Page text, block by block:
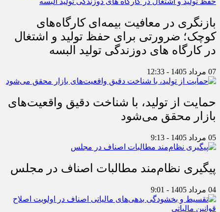
بازنگری در معافیت بیمه‌ای کارگاه‌های
کوچک؛ ضرورتی برای حفظ تولید و اشتغال
در کارگاه های دوزندگی تولید البسه
07 مرداد 1405 - 12:33
حمایت از تولید، با شناخت دقیق واقعیت‌های
بازار محقق می‌شود
05 مرداد 1405 - 9:13
پیگیری نظام‌مند مطالبات اصناف در مجلس
04 مرداد 1405 - 9:01